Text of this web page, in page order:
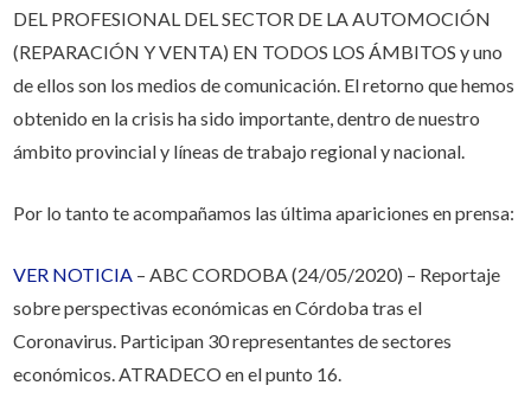
DEL PROFESIONAL DEL SECTOR DE LA AUTOMOCIÓN
(REPARACIÓN Y VENTA) EN TODOS LOS ÁMBITOS y uno
de ellos son los medios de comunicación. El retorno que hemos
obtenido en la crisis ha sido importante, dentro de nuestro
ámbito provincial y líneas de trabajo regional y nacional.
Por lo tanto te acompañamos las última apariciones en prensa:
VER NOTICIA – ABC CORDOBA (24/05/2020) – Reportaje
sobre perspectivas económicas en Córdoba tras el
Coronavirus. Participan 30 representantes de sectores
económicos. ATRADECO en el punto 16.